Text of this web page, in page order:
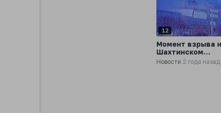
12
Момент взрыва
Шахтинском
полиэфирном
Ростовской
Новости 2 года назад